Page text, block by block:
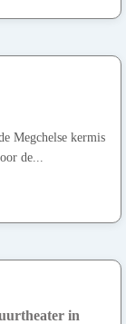
Megchelse kermis
de...
in